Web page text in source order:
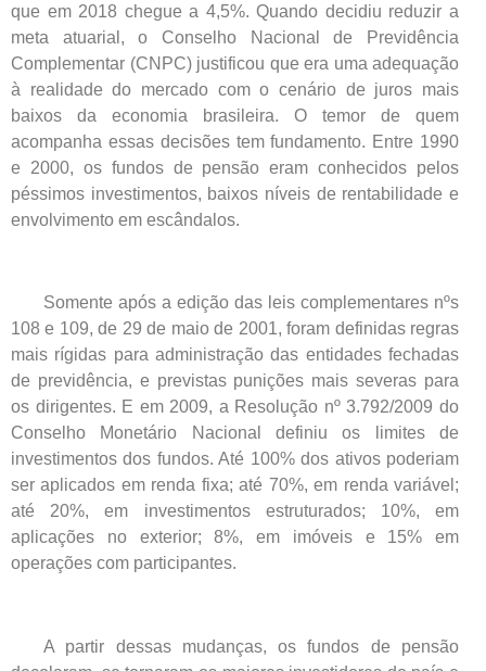
que em 2018 chegue a 4,5%. Quando decidiu reduzir a
meta atuarial, o Conselho Nacional de Previdência
Complementar (CNPC) justificou que era uma adequação
à realidade do mercado com o cenário de juros mais
baixos da economia brasileira. O temor de quem
acompanha essas decisões tem fundamento. Entre 1990
e 2000, os fundos de pensão eram conhecidos pelos
péssimos investimentos, baixos níveis de rentabilidade e
envolvimento em escândalos.
Somente após a edição das leis complementares nºs
108 e 109, de 29 de maio de 2001, foram definidas regras
mais rígidas para administração das entidades fechadas
de previdência, e previstas punições mais severas para
os dirigentes. E em 2009, a Resolução nº 3.792/2009 do
Conselho Monetário Nacional definiu os limites de
investimentos dos fundos. Até 100% dos ativos poderiam
ser aplicados em renda fixa; até 70%, em renda variável;
até 20%, em investimentos estruturados; 10%, em
aplicações no exterior; 8%, em imóveis e 15% em
operações com participantes.
A partir dessas mudanças, os fundos de pensão